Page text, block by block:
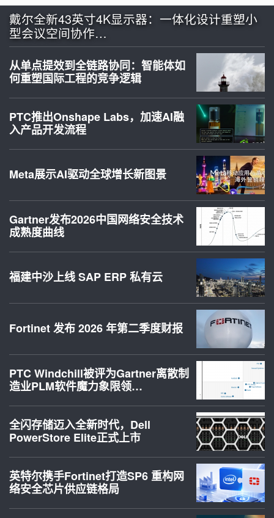
戴尔全新43英寸4K显示器：一体化设计重塑小
型会议空间协作…
从单点提效到全链路协同：智能体如
何重塑国际工程的竞争逻辑
PTC推出Onshape Labs，加速AI融
入产品开发流程
Meta展示AI驱动全球增长新图景
Gartner发布2026中国网络安全技术
成熟度曲线
福建中沙上线 SAP ERP 私有云
Fortinet 发布 2026 年第二季度财报
PTC Windchill被评为Gartner离散制
造业PLM软件魔力象限领…
全闪存储迈入全新时代，Dell
PowerStore Elite正式上市
英特尔携手Fortinet打造SP6 重构网
络安全芯片供应链格局